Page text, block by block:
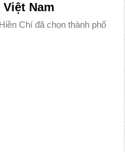
Nam
Chí đã chọn thành phố